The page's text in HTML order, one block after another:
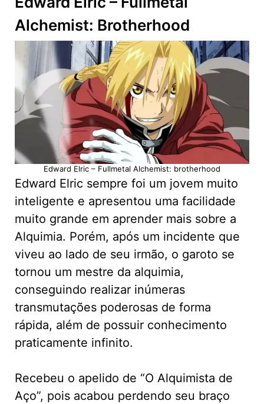
Alchemist: Brotherhood
Edward Elric – Fullmetal Alchemist: brotherhood
Edward Elric sempre foi um jovem muito
inteligente e apresentou uma facilidade
muito grande em aprender mais sobre a
Alquimia. Porém, após um incidente que
viveu ao lado de seu irmão, o garoto se
tornou um mestre da alquimia,
conseguindo realizar inúmeras
transmutações poderosas de forma
rápida, além de possuir conhecimento
praticamente infinito.
Recebeu o apelido de “O Alquimista de
Aço”, pois acabou perdendo seu braço